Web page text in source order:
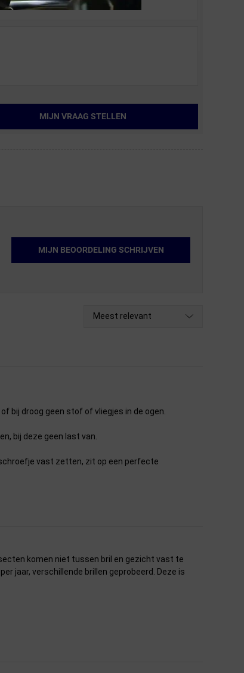
MIJN VRAAG STELLEN
MIJN BEOORDELING SCHRIJVEN
Meest relevant
bij droog geen stof of vliegjes in de ogen.
bij deze geen last van.
vast zetten, zit op een perfecte
komen niet tussen bril en gezicht vast te
jaar, verschillende brillen geprobeerd. Deze is